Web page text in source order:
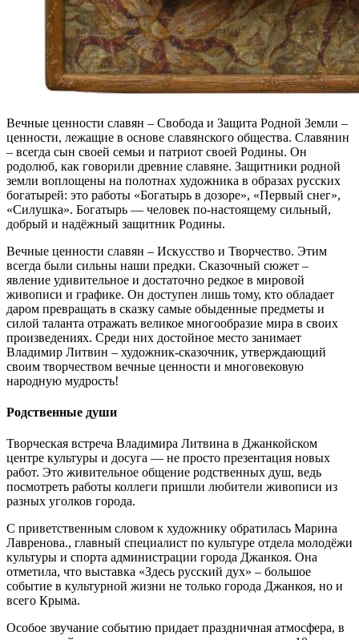
Вечные ценности славян – Свобода и Защита Родной Земли –
ценности, лежащие в основе славянского общества. Славянин
– всегда сын своей семьи и патриот своей Родины. Он
родолюб, как говорили древние славяне. Защитники родной
земли воплощены на полотнах художника в образах русских
богатырей: это работы «Богатырь в дозоре», «Первый снег»,
«Силушка». Богатырь — человек по-настоящему сильный,
добрый и надёжный защитник Родины.
Вечные ценности славян – Искусство и Творчество. Этим
всегда были сильны наши предки. Сказочный сюжет –
явление удивительное и достаточно редкое в мировой
живописи и графике. Он доступен лишь тому, кто обладает
даром превращать в сказку самые обыденные предметы и
силой таланта отражать великое многообразие мира в своих
произведениях. Среди них достойное место занимает
Владимир Литвин – художник-сказочник, утверждающий
своим творчеством вечные ценности и многовековую
народную мудрость!
Родственные души
Творческая встреча Владимира Литвина в Джанкойском
центре культуры и досуга — не просто презентация новых
работ. Это живительное общение родственных душ, ведь
посмотреть работы коллеги пришли любители живописи из
разных уголков города.
С приветственным словом к художнику обратилась Марина
Лавренова., главный специалист по культуре отдела молодёжи
культуры и спорта администрации города Джанкоя. Она
отметила, что выставка «Здесь русский дух» – большое
событие в культурной жизни не только города Джанкоя, но и
всего Крыма.
Особое звучание событию придает праздничная атмосфера, в